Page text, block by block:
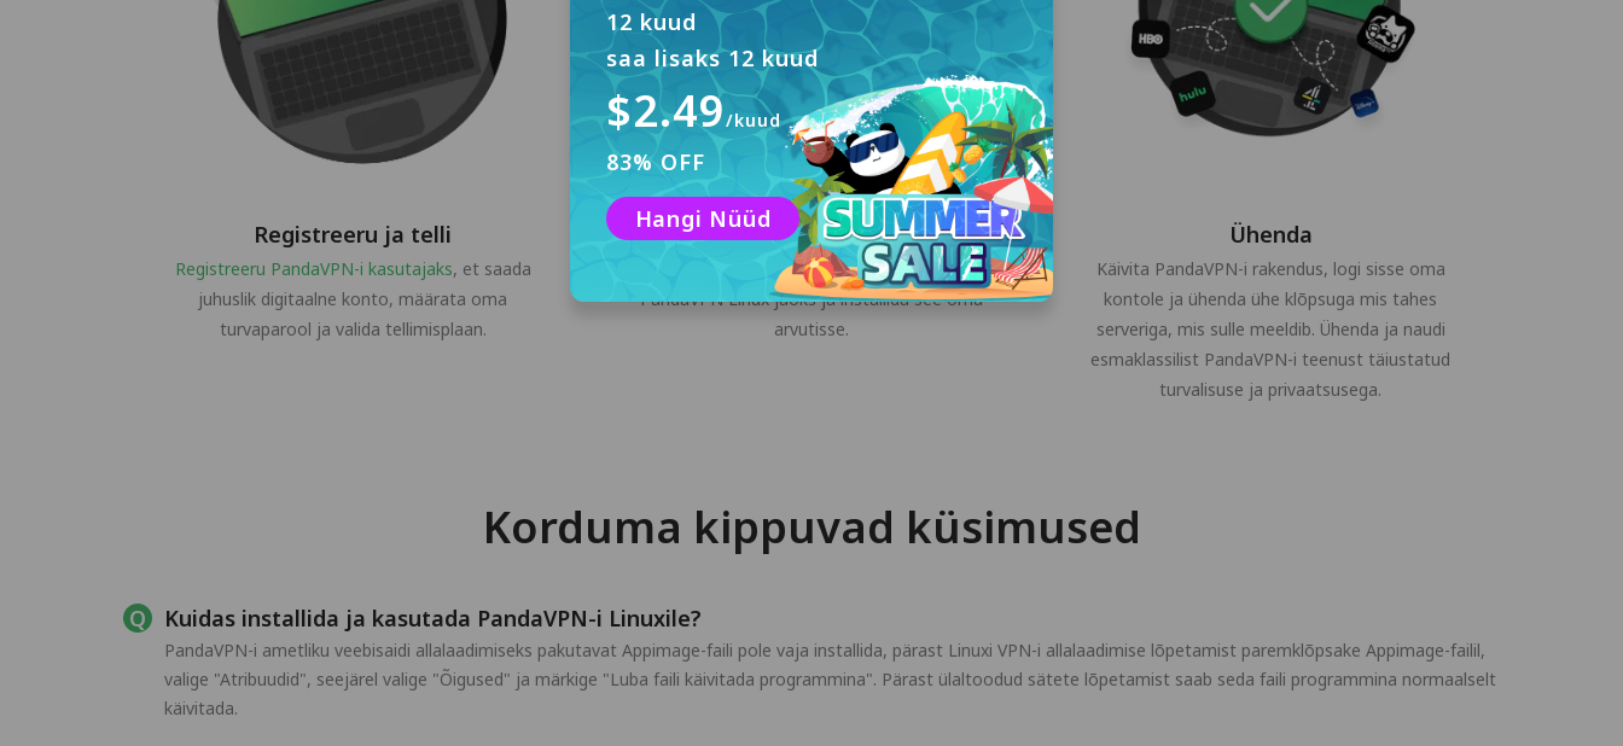
Registreeru ja telli
Registreeru PandaVPN-i kasutajaks, et saada
juhuslik digitaalne konto, määrata oma
turvaparool ja valida tellimisplaan.
Laadi alla ja installi
Klõpsa "Tasuta allalaadimine", et laadida alla
PandaVPN Linux jaoks ja installida see oma
arvutisse.
Ühenda
Käivita PandaVPN-i rakendus, logi sisse oma
kontole ja ühenda ühe klõpsuga mis tahes
serveriga, mis sulle meeldib. Ühenda ja naudi
esmaklassilist PandaVPN-i teenust täiustatud
turvalisuse ja privaatsusega.
Korduma kippuvad küsimused
Kuidas installida ja kasutada PandaVPN-i Linuxile?
PandaVPN-i ametliku veebisaidi allalaadimiseks pakutavat Appimage-faili pole vaja installida, pärast Linuxi VPN-i allalaadimise lõpetamist paremklõpsake Appimage-failil,
valige "Atribuudid", seejärel valige "Õigused" ja märkige "Luba faili käivitada programmina". Pärast ülaltoodud sätete lõpetamist saab seda faili programmina normaalselt
käivitada.
12 kuud
saa lisaks 12 kuud
$2.49/kuud
83% OFF
Hangi Nüüd